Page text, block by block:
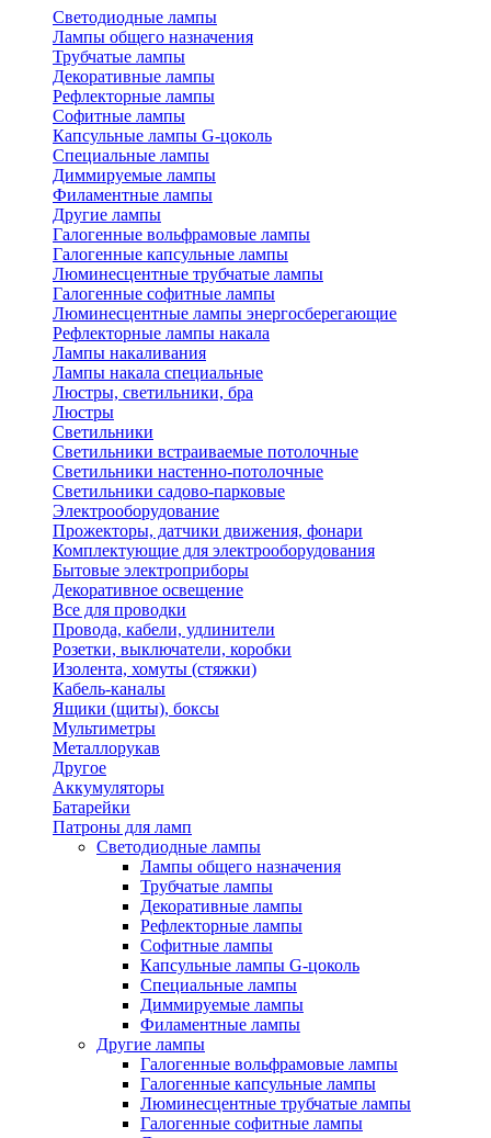
Светодиодные лампы
Лампы общего назначения
Трубчатые лампы
Декоративные лампы
Рефлекторные лампы
Софитные лампы
Капсульные лампы G-цоколь
Специальные лампы
Диммируемые лампы
Филаментные лампы
Другие лампы
Галогенные вольфрамовые лампы
Галогенные капсульные лампы
Люминесцентные трубчатые лампы
Галогенные софитные лампы
Люминесцентные лампы энергосберегающие
Рефлекторные лампы накала
Лампы накаливания
Лампы накала специальные
Люстры, светильники, бра
Люстры
Светильники
Светильники встраиваемые потолочные
Светильники настенно-потолочные
Светильники садово-парковые
Электрооборудование
Прожекторы, датчики движения, фонари
Комплектующие для электрооборудования
Бытовые электроприборы
Декоративное освещение
Все для проводки
Провода, кабели, удлинители
Розетки, выключатели, коробки
Изолента, хомуты (стяжки)
Кабель-каналы
Ящики (щиты), боксы
Мультиметры
Металлорукав
Другое
Аккумуляторы
Батарейки
Патроны для ламп
Светодиодные лампы
Лампы общего назначения
Трубчатые лампы
Декоративные лампы
Рефлекторные лампы
Софитные лампы
Капсульные лампы G-цоколь
Специальные лампы
Диммируемые лампы
Филаментные лампы
Другие лампы
Галогенные вольфрамовые лампы
Галогенные капсульные лампы
Люминесцентные трубчатые лампы
Галогенные софитные лампы